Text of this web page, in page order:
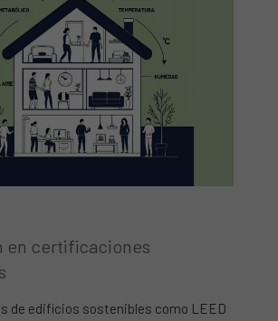
en certificaciones
de edificios sostenibles como LEED